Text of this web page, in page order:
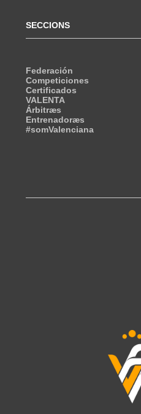
SECCIONS
Federación
Competiciones
Certificados
VALENTA
Árbitræs
Entrenadoræs
#somValenciana